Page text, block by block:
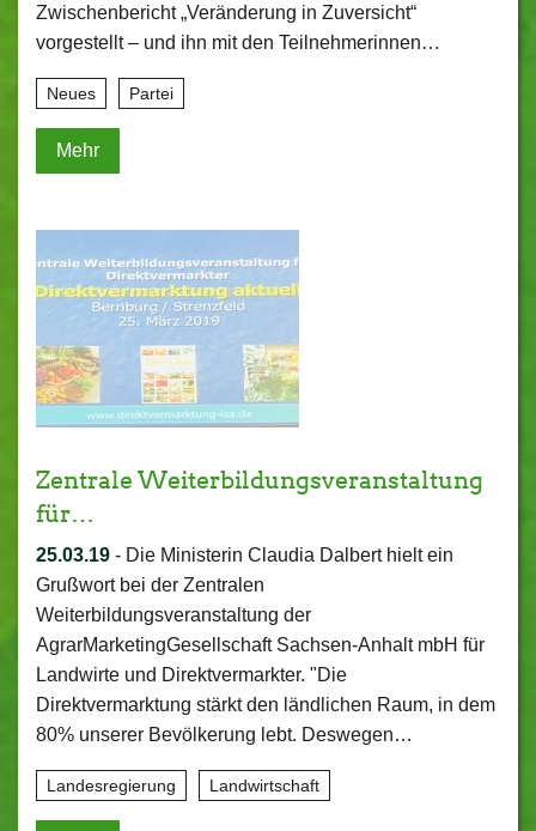
Zwischenbericht „Veränderung in Zuversicht“
vorgestellt – und ihn mit den Teilnehmerinnen…
Neues Partei
Mehr
Zentrale Weiterbildungsveranstaltung
für…
25.03.19 - Die Ministerin Claudia Dalbert hielt ein
Grußwort bei der Zentralen
Weiterbildungsveranstaltung der
AgrarMarketingGesellschaft Sachsen-Anhalt mbH für
Landwirte und Direktvermarkter. "Die
Direktvermarktung stärkt den ländlichen Raum, in dem
80% unserer Bevölkerung lebt. Deswegen…
Landesregierung Landwirtschaft